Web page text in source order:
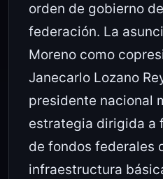
orden de gobierno
federación. La
Moreno como
Janecarlo Lozano
presidente nacional
estrategia dirigida a
de fondos federales
infraestructura